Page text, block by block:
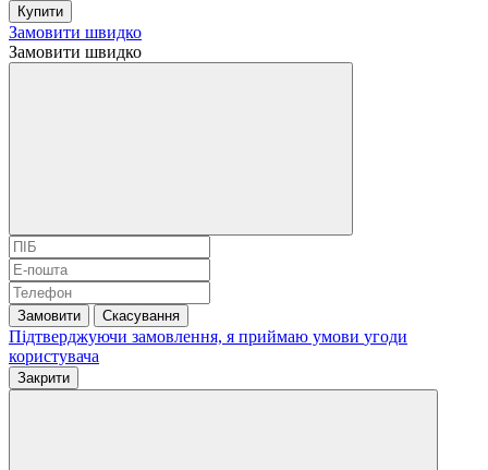
Купити
Замовити швидко
Замовити швидко
Замовити Скасування
Підтверджуючи замовлення, я приймаю умови угоди
користувача
Закрити